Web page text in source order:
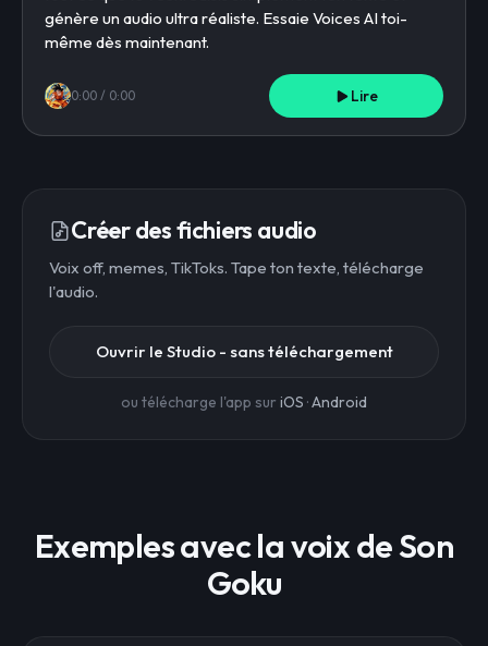
0:00 / 0:00 Lire
Créer des fichiers audio
Voix off, memes, TikToks. Tape ton texte, télécharge
l'audio.
Ouvrir le Studio - sans téléchargement
ou télécharge l'app sur iOS ·Android
Exemples avec la voix de Son
Goku